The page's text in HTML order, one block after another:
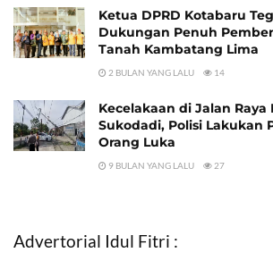
Ketua DPRD Kotabaru
Dukungan Penuh
Tanah Kambatang Lima
2 BULAN YANG LALU 14
Kecelakaan di Jalan
Sukodadi, Polisi Lakukan
Orang Luka
9 BULAN YANG LALU 27
Advertorial Idul Fitri :